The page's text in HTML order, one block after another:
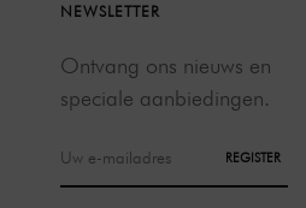
NEWSLETTER
Ontvang ons nieuws en
speciale aanbiedingen.
REGISTER